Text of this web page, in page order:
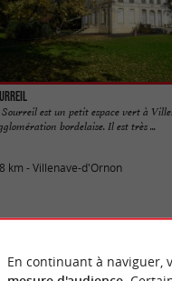
est un petit espace vert à
bordelaise. Il est très ...
km - Villenave-d'Ornon
En continuant à naviguer,